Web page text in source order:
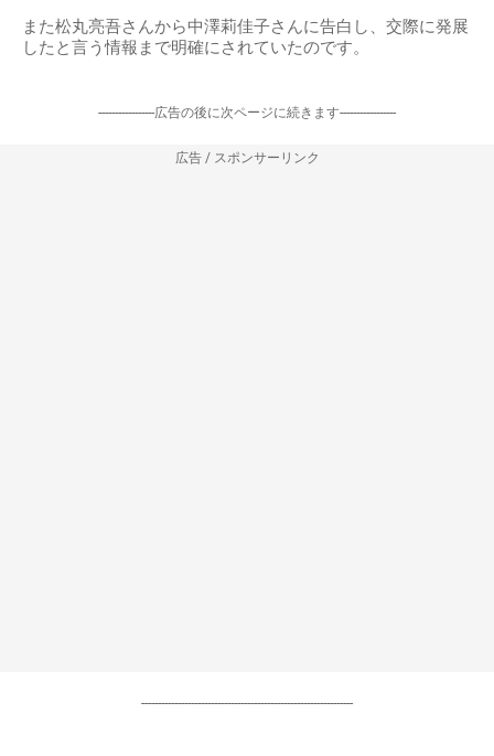
また松丸亮吾さんから中澤莉佳子さんに告白し、交際に発展
したと言う情報まで明確にされていたのです。
-----------------広告の後に次ページに続きます-----------------
広告 / スポンサーリンク
----------------------------------------------------------------